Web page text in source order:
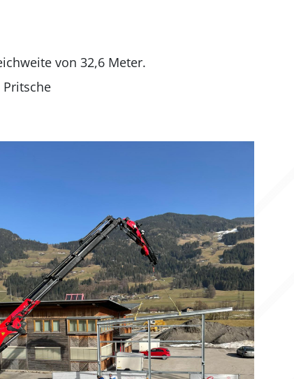
von 32,6 Meter.
Pritsche